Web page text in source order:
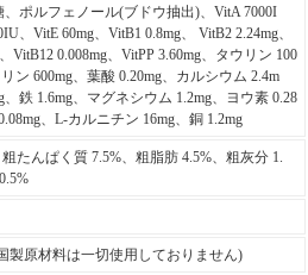
ポルフェノール(ブドウ抽出)、VitA 7000I
、VitE 60mg、VitB1 0.8mg、 VitB2 2.24mg、
VitB12 0.008mg、VitPP 3.60mg、タウリン 100
ン 600mg、葉酸 0.20mg、カルシウム 2.4m
、鉄 1.6mg、マグネシウム 1.2mg、ヨウ素 0.28
、L-カルニチン 16mg、銅 1.2mg
たんぱく質 7.5%、粗脂肪 4.5%、粗灰分 1.
製原材料は一切使用しておりません)